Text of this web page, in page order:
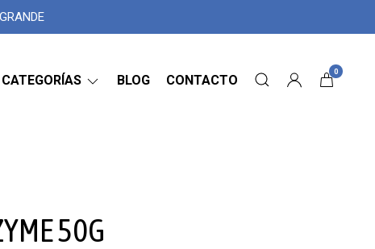
CATEGORÍAS BLOG CONTACTO
0
50G